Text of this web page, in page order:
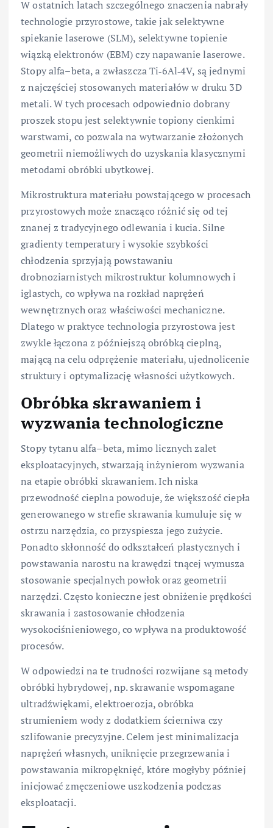
W ostatnich latach szczególnego znaczenia nabrały
technologie przyrostowe, takie jak selektywne
spiekanie laserowe (SLM), selektywne topienie
wiązką elektronów (EBM) czy napawanie laserowe.
Stopy alfa–beta, a zwłaszcza Ti‑6Al‑4V, są jednymi
z najczęściej stosowanych materiałów w druku 3D
metali. W tych procesach odpowiednio dobrany
proszek stopu jest selektywnie topiony cienkimi
warstwami, co pozwala na wytwarzanie złożonych
geometrii niemożliwych do uzyskania klasycznymi
metodami obróbki ubytkowej.
Mikrostruktura materiału powstającego w procesach
przyrostowych może znacząco różnić się od tej
znanej z tradycyjnego odlewania i kucia. Silne
gradienty temperatury i wysokie szybkości
chłodzenia sprzyjają powstawaniu
drobnoziarnistych mikrostruktur kolumnowych i
iglastych, co wpływa na rozkład naprężeń
wewnętrznych oraz właściwości mechaniczne.
Dlatego w praktyce technologia przyrostowa jest
zwykle łączona z późniejszą obróbką cieplną,
mającą na celu odprężenie materiału, ujednolicenie
struktury i optymalizację własności użytkowych.
Obróbka skrawaniem i
wyzwania technologiczne
Stopy tytanu alfa–beta, mimo licznych zalet
eksploatacyjnych, stwarzają inżynierom wyzwania
na etapie obróbki skrawaniem. Ich niska
przewodność cieplna powoduje, że większość ciepła
generowanego w strefie skrawania kumuluje się w
ostrzu narzędzia, co przyspiesza jego zużycie.
Ponadto skłonność do odkształceń plastycznych i
powstawania narostu na krawędzi tnącej wymusza
stosowanie specjalnych powłok oraz geometrii
narzędzi. Często konieczne jest obniżenie prędkości
skrawania i zastosowanie chłodzenia
wysokociśnieniowego, co wpływa na produktowość
procesów.
W odpowiedzi na te trudności rozwijane są metody
obróbki hybrydowej, np. skrawanie wspomagane
ultradźwiękami, elektroerozja, obróbka
strumieniem wody z dodatkiem ścierniwa czy
szlifowanie precyzyjne. Celem jest minimalizacja
naprężeń własnych, uniknięcie przegrzewania i
powstawania mikropęknięć, które mogłyby później
inicjować zmęczeniowe uszkodzenia podczas
eksploatacji.